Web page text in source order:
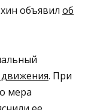
объявил об
. При
мера